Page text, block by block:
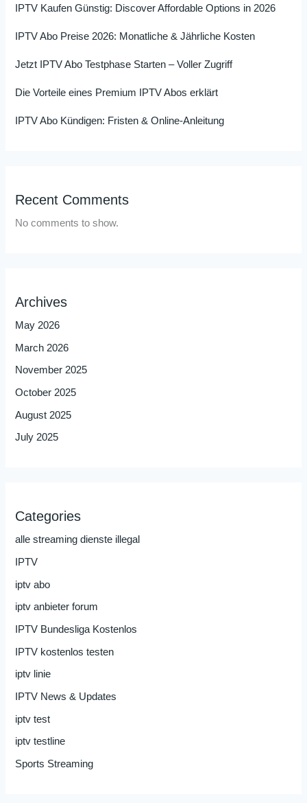
IPTV Kaufen Günstig: Discover Affordable Options in 2026
IPTV Abo Preise 2026: Monatliche & Jährliche Kosten
Jetzt IPTV Abo Testphase Starten – Voller Zugriff
Die Vorteile eines Premium IPTV Abos erklärt
IPTV Abo Kündigen: Fristen & Online-Anleitung
Recent Comments
No comments to show.
Archives
May 2026
March 2026
November 2025
October 2025
August 2025
July 2025
Categories
alle streaming dienste illegal
IPTV
iptv abo
iptv anbieter forum
IPTV Bundesliga Kostenlos
IPTV kostenlos testen
iptv linie
IPTV News & Updates
iptv test
iptv testline
Sports Streaming